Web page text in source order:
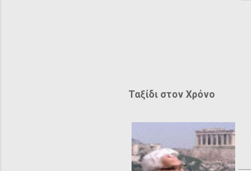
Ταξίδι στον Χρόνο